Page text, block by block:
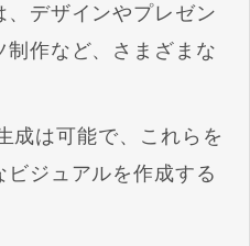
、デザインやプレゼン
作など、さまざまな
成は可能で、これらを
ジュアルを作成する